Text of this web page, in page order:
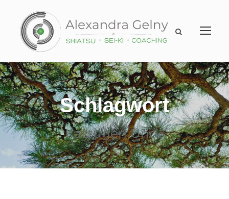
Schlagwort
Katsugen Undō